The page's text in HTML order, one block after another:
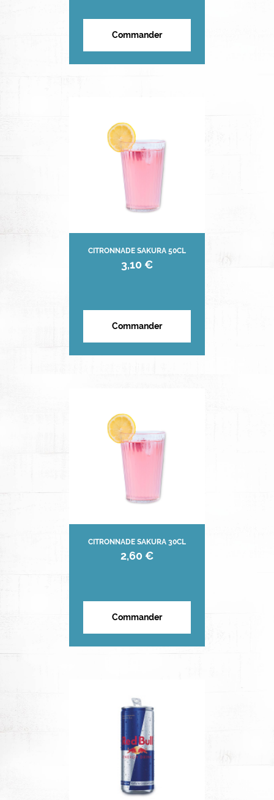
Commander
CITRONNADE SAKURA 50CL
3,10 €
Commander
CITRONNADE SAKURA 30CL
2,60 €
Commander